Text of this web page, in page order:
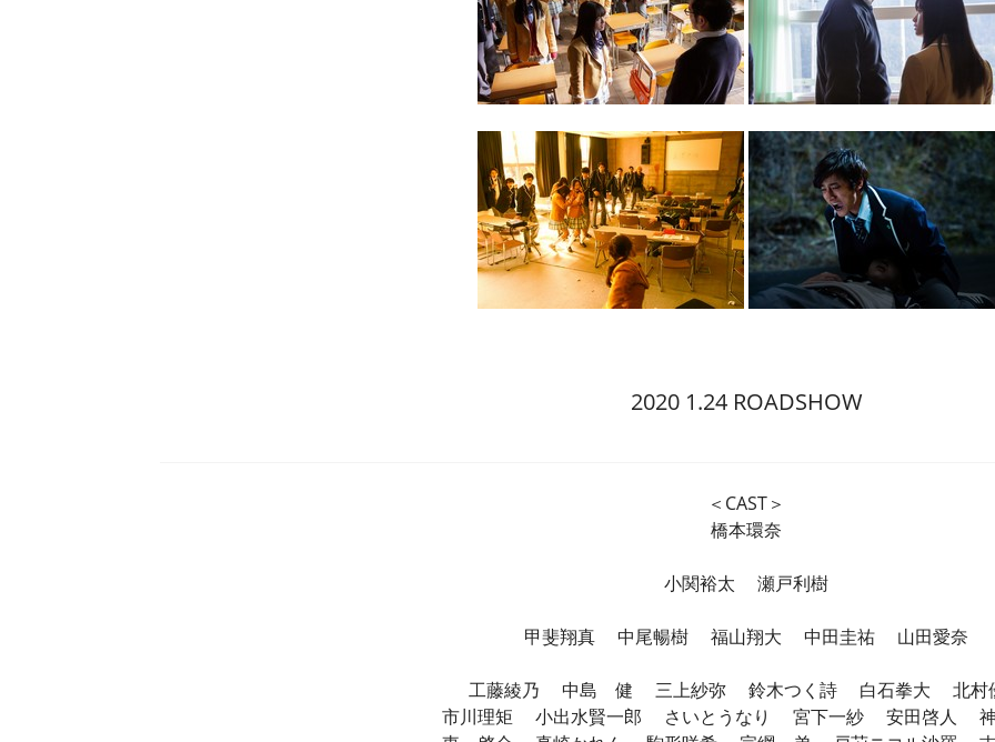
2020 1.24 ROADSHOW
＜CAST＞
橋本環奈
小関裕太 瀬戸利樹
甲斐翔真 中尾暢樹 福山翔大 中田圭祐 山田愛奈
工藤綾乃 中島 健 三上紗弥 鈴木つく詩 白石拳大 北村
市川理矩 小出水賢一郎 さいとうなり 宮下一紗 安田啓人